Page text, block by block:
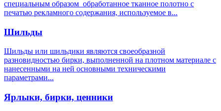
специальным образом обработанное тканное полотно с
печатью рекламного содержания, используемое в...
Шильды
Шильды или шильдики являются своеобразной
разновидностью бирки, выполненной на плотном материале с
нанесенными на ней основными техническими
параметрами...
Ярлыки, бирки, ценники